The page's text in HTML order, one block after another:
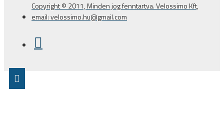
Copyright © 2011, Minden jog fenntartva. Velossimo Kft,
email: velossimo.hu@gmail.com